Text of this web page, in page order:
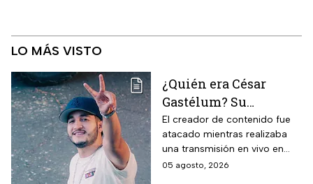
LO MÁS VISTO
¿Quién era César
Gastélum? Su
asesinato revive la
violencia contra
influencers en
Sinaloa y la lista de
El creador de contenido fue
atacado mientras realizaba
una transmisión en vivo en
Culiacán. Su caso vuelve a
05 agosto, 2026